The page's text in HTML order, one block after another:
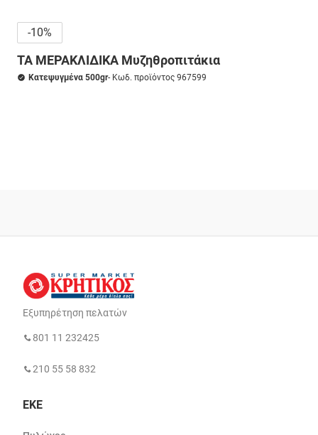
-10%
ΤΑ ΜΕΡΑΚΛΙΔΙΚΑ Μυζηθροπιτάκια
Κατεψυγμένα 500gr- Κωδ. προϊόντος 967599
Εξυπηρέτηση πελατών
801 11 232425
210 55 58 832
ΕΚΕ